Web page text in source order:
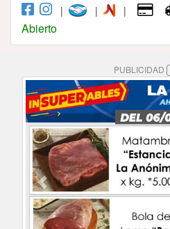
| | |
Abierto
PUBLICIDAD